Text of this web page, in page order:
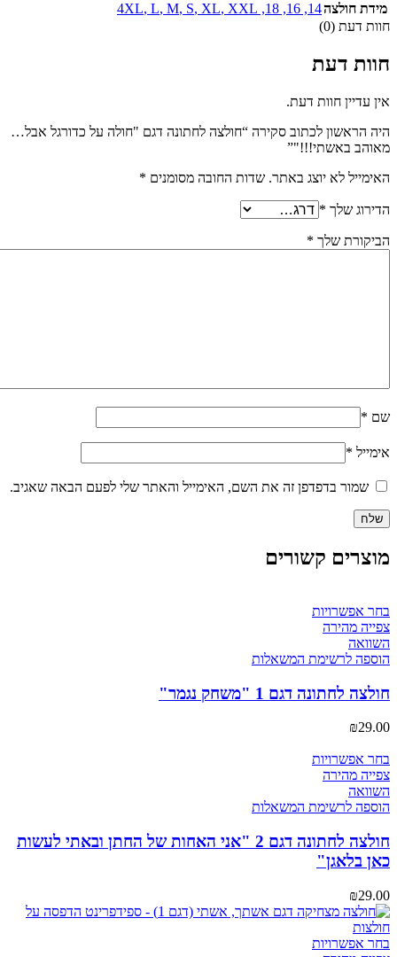
מידת חולצה14
,
16
,
18
,
4XL, L, M, S, XL, XXL
חוות דעת (0)
חוות דעת
אין עדיין חוות דעת.
היה הראשון לכתוב סקירה “חולצה לחתונה דגם "חולה על כדורגל אבל…
מאוהב באשתי!!!"”
האימייל לא יוצג באתר. שדות החובה מסומנים *
הדירוג שלך *
הביקורת שלך *
שם *
אימייל *
שמור בדפדפן זה את השם, האימייל והאתר שלי לפעם הבאה שאגיב.
מוצרים קשורים
בחר אפשרויות
מספר
ניתן
לבחור
המוצר
צפייה מהירה
השוואה
הוספה לרשימת המשאלות
חולצה לחתונה דגם 1 "משחק נגמר"
₪29.00
בחר אפשרויותלמוצר
מספר
ניתן
המוצר
צפייה מהירה
השוואה
הוספה לרשימת המשאלות
חולצה לחתונה דגם 2 "אני האחות של החתן ובאתי לעשות
כאן בלאגן"
₪29.00
בחר אפשרויות